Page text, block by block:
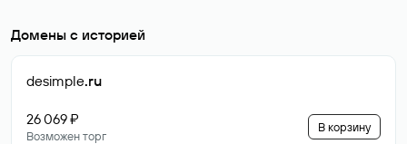
Домены с историей
desimple.ru
26 069 ₽
Возможен торг
В корзину